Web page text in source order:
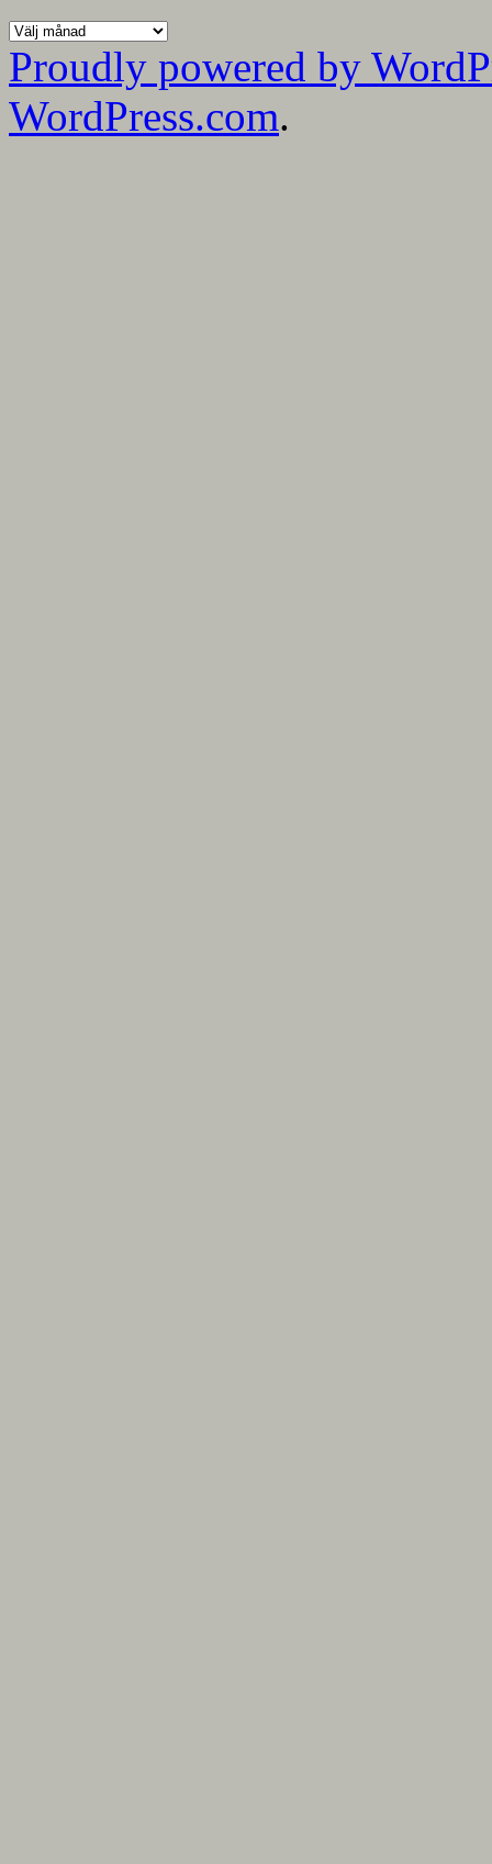
Alla
mina
bloggmånader
Proudly powered by
WordPress.com.